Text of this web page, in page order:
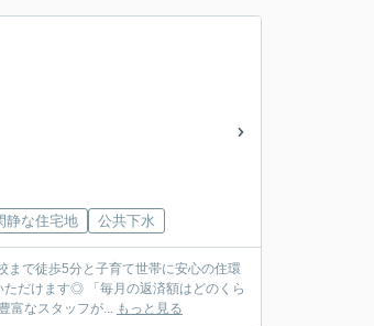
静な住宅地 公共下水
まで徒歩5分と子育て世帯に安心の住環
だけます◎ 「毎月の返済額はどのくら
富なスタッフが... もっと見る